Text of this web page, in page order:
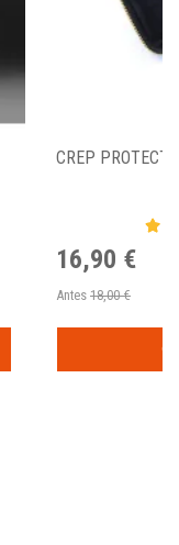
CREP PROTECT
16,90 €
Antes 18,00 €